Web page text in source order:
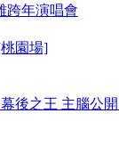
跨年演唱會
桃園場]
後之王 主腦公